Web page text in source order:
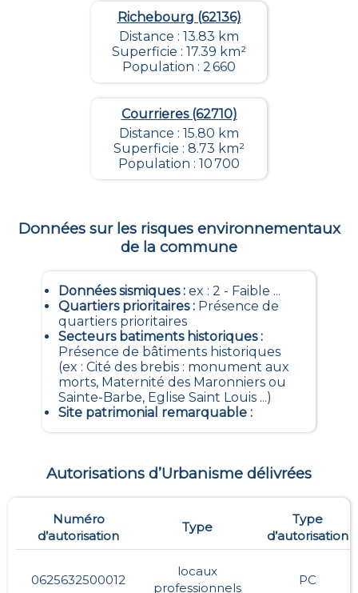
Richebourg (62136)
Distance : 13.83 km
Superficie : 17.39 km²
Population : 2 660
Courrieres (62710)
Distance : 15.80 km
Superficie : 8.73 km²
Population : 10 700
Données sur les risques environnementaux
de la commune
Données sismiques: ex : 2 - Faible ...
Quartiers prioritaires: Présence de
quartiers prioritaires
Secteurs batiments historiques:
Présence de bâtiments historiques
(ex : Cité des brebis : monument aux
morts, Maternité des Maronniers ou
Sainte-Barbe, Eglise Saint Louis ...)
Site patrimonial remarquable:
Autorisations d’Urbanisme délivrées
Numéro
d’autorisation
Type
Type
d’autorisation
0625632500012
locaux
professionnels
PC